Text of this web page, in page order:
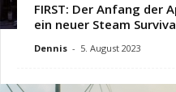
FIRST: Der Anfang der
ein neuer Steam
Dennis - 5. August 2023